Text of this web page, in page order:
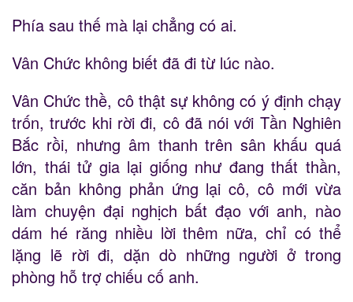
Phía sau thế mà lại chẳng có ai.
Vân Chức không biết đã đi từ lúc nào.
Vân Chức thề, cô thật sự không có ý định chạy
trốn, trước khi rời đi, cô đã nói với Tần Nghiên
Bắc rồi, nhưng âm thanh trên sân khấu quá
lớn, thái tử gia lại giống như đang thất thần,
căn bản không phản ứng lại cô, cô mới vừa
làm chuyện đại nghịch bất đạo với anh, nào
dám hé răng nhiều lời thêm nữa, chỉ có thể
lặng lẽ rời đi, dặn dò những người ở trong
phòng hỗ trợ chiếu cố anh.